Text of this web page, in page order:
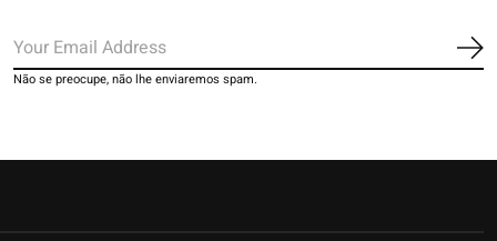
Não se preocupe, não lhe enviaremos spam.